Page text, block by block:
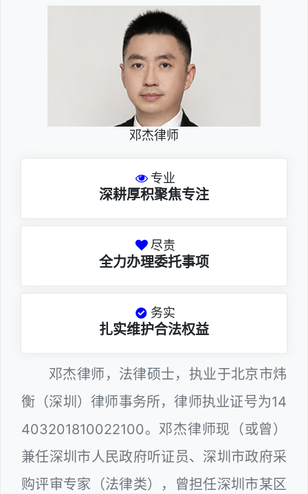
邓杰律师
专业
深耕厚积聚焦专注
尽责
全力办理委托事项
务实
扎实维护合法权益
邓杰律师，法律硕士，执业于北京市炜
衡（深圳）律师事务所，律师执业证号为14
403201810022100。邓杰律师现（或曾）
兼任深圳市人民政府听证员、深圳市政府采
购评审专家（法律类），曾担任深圳市某区